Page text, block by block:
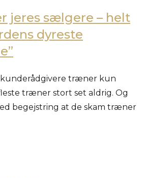
jeres sælgere – helt
dyreste
træner kun
træner stort set aldrig. Og
begejstring at de skam træner